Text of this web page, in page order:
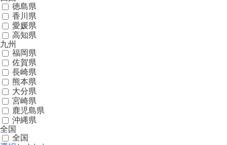
徳島県
香川県
愛媛県
高知県
九州
福岡県
佐賀県
長崎県
熊本県
大分県
宮崎県
鹿児島県
沖縄県
全国
全国